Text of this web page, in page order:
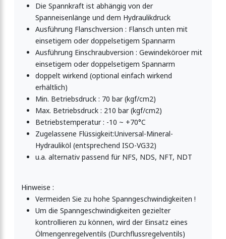
Die Spannkraft ist abhängig von der
Spanneisenlänge und dem Hydraulikdruck
Ausführung Flanschversion : Flansch unten mit
einsetigem oder doppelsetigem Spannarm
Ausführung Einschraubversion : Gewindeköroer mit
einsetigem oder doppelsetigem Spannarm
doppelt wirkend (optional einfach wirkend
erhältlich)
Min. Betriebsdruck : 70 bar (kgf/cm2)
Max. Betriebsdruck : 210 bar (kgf/cm2)
Betriebstemperatur : -10 ~ +70°C
Zugelassene Flüssigkeit:Universal-Mineral-
Hydrauliköl (entsprechend ISO-VG32)
u.a. alternativ passend für NFS, NDS, NFT, NDT
Hinweise :
Vermeiden Sie zu hohe Spanngeschwindigkeiten !
Um die Spanngeschwindigkeiten gezielter
kontrollieren zu können, wird der Einsatz eines
Ölmengenregelventils (Durchflussregelventils)